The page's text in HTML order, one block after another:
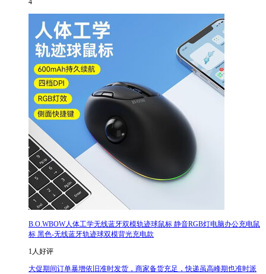
4
B.O.WBOW人体工学无线蓝牙双模轨迹球鼠标 静音RGB灯电脑办公充电鼠
标 黑色-无线蓝牙轨迹球双模背光充电款
1人好评
大促期间订单暴增依旧准时发货，商家备货充足，快递虽高峰期也准时派